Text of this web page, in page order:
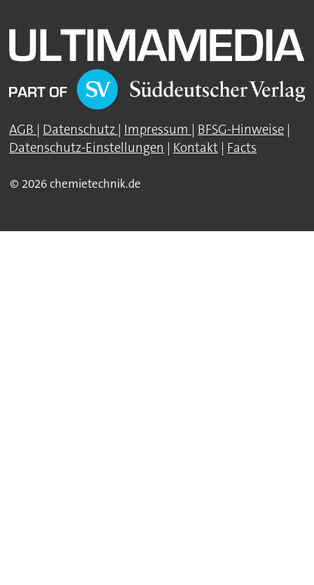
AGB | Datenschutz | Impressum | BFSG-Hinweise |
Datenschutz-Einstellungen | Kontakt | Facts
© 2026 chemietechnik.de